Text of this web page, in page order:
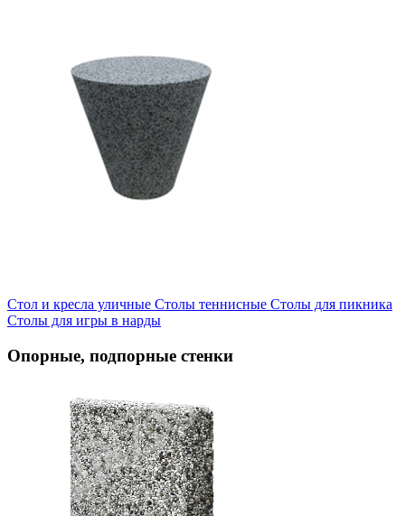
Стол и кресла уличные Cтолы теннисные Столы для пикника
Столы для игры в нарды
Опорные, подпорные стенки